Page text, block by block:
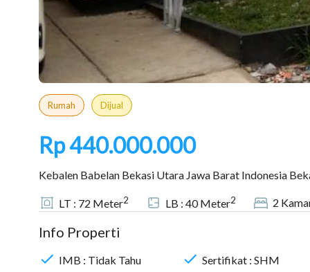
Rumah Dijual
Rp 440.000.000
Kebalen Babelan Bekasi Utara Jawa Barat Indonesia
LT : 72 Meter2 LB : 40Meter2 2
Info Properti
IMB : Tidak Tahu Sertifikat : SHM